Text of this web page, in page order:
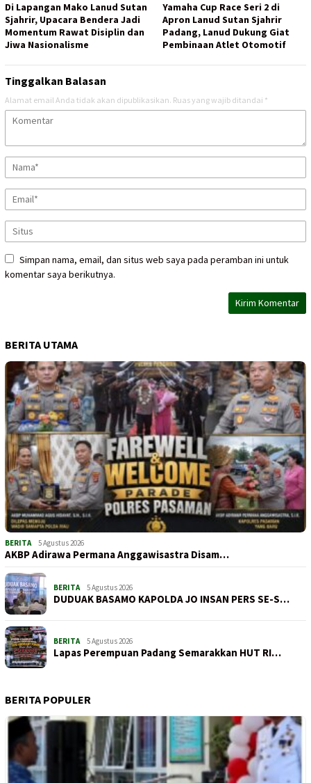
Di Lapangan Mako Lanud Sutan
Sjahrir, Upacara Bendera Jadi
Momentum Rawat Disiplin dan
Jiwa Nasionalisme
Yamaha Cup Race Seri 2 di
Apron Lanud Sutan Sjahrir
Padang, Lanud Dukung Giat
Pembinaan Atlet Otomotif
Tinggalkan Balasan
Alamat email Anda tidak akan dipublikasikan. Ruas yang wajib ditandai *
Simpan nama, email, dan situs web saya pada peramban ini untuk
komentar saya berikutnya.
BERITA UTAMA
BERITA 5 Agustus 2026
AKBP Adirawa Permana Anggawisastra Disam…
BERITA 5 Agustus 2026
DUDUAK BASAMO KAPOLDA JO INSAN PERS SE-S…
BERITA 5 Agustus 2026
Lapas Perempuan Padang Semarakkan HUT RI…
BERITA POPULER